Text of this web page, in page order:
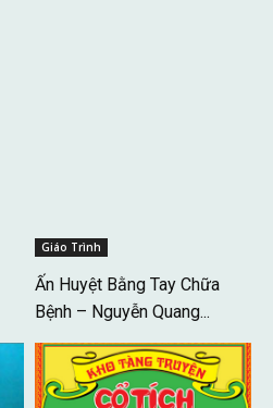
Giáo Trình
Ấn Huyệt Bằng Tay Chữa
Bệnh – Nguyễn Quang...